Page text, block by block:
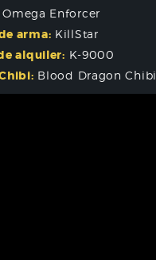
Omega Enforcer
arma: KillStar
alquiler: K-9000
Blood Dragon Chibi